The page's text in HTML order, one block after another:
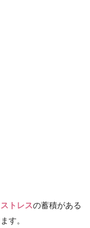
ストレスの蓄積がある
す。